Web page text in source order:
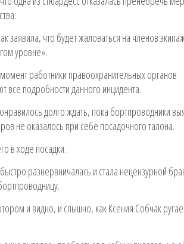
что будет жаловаться на членов
уровне».
работники правоохранительных органов
все подробности данного инцидента.
долго ждать, пока бортпроводники
не оказалось при себе посадочного талона.
в ходе посадки.
разнервничалась и стала нецензурной
и видно, и слышно, как Ксения Собчак